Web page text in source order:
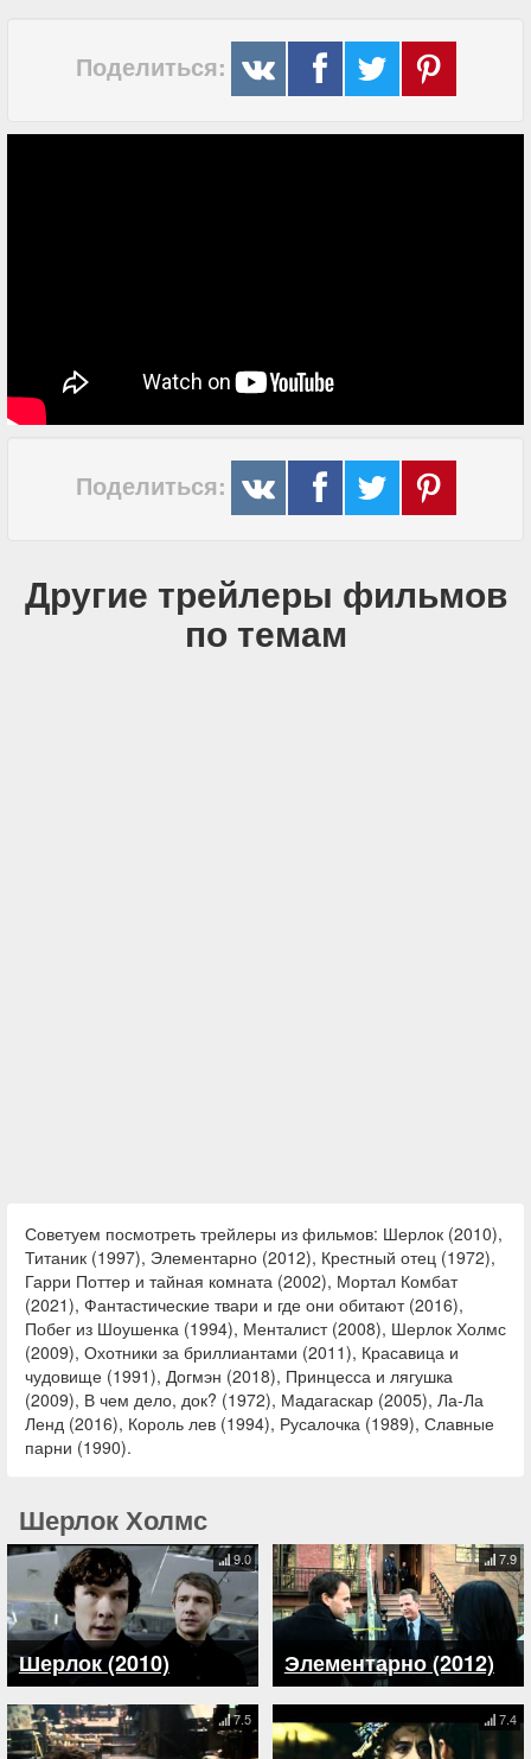
Поделиться:
Поделиться:
Другие трейлеры фильмов
по темам
Советуем посмотреть трейлеры из фильмов: Шерлок (2010),
Титаник (1997), Элементарно (2012), Крестный отец (1972),
Гарри Поттер и тайная комната (2002), Мортал Комбат
(2021), Фантастические твари и где они обитают (2016),
Побег из Шоушенка (1994), Менталист (2008), Шерлок Холмс
(2009), Охотники за бриллиантами (2011), Красавица и
чудовище (1991), Догмэн (2018), Принцесса и лягушка
(2009), В чем дело, док? (1972), Мадагаскар (2005), Ла-Ла
Ленд (2016), Король лев (1994), Русалочка (1989), Славные
парни (1990).
Шерлок Холмс
Шерлок (2010)
9.0
Элементарно (2012)
7.9
7.5 7.4